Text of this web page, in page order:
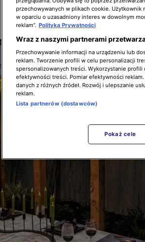
przechowywanych w plikach cookie.
w oparciu o uzasadniony interes w dowolnym
reklam”. Polityka Prywatności
Wraz z naszymi partnerami
Przechowywanie informacji na urządzeniu lub
reklam. Tworzenie profili w celu personalizacji
spersonalizowanych treści. Wykorzystanie
efektywności treści. Pomiar efektywności
danych z różnych źródeł. Rozwój i ulepszanie
reklam.
Lista partnerów (dostawców)
Pokaż cele